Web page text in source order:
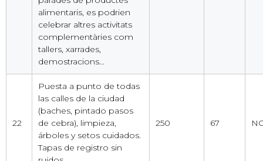
alimentaris, es podrien
celebrar altres activitats
complementàries com
tallers, xarrades,
demostracions…
22
Puesta a punto de todas
las calles de la ciudad
(baches, pintado pasos
de cebra), limpieza,
árboles y setos cuidados.
Tapas de registro sin
250 67